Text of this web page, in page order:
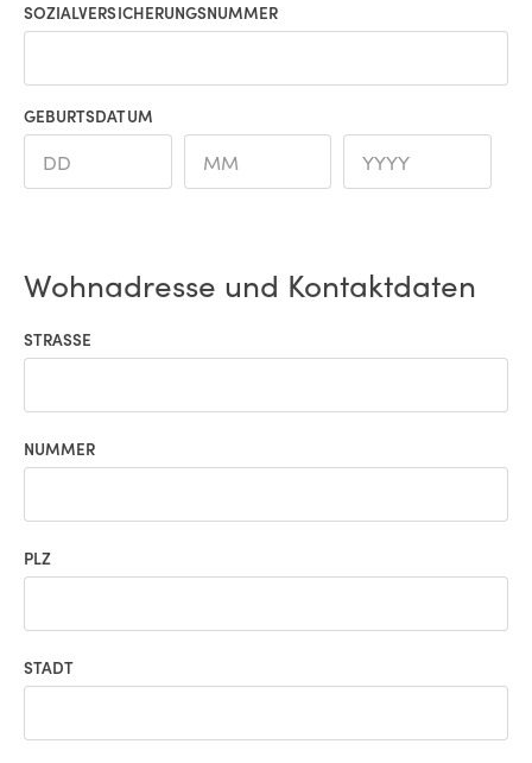
SOZIALVERSICHERUNGSNUMMER
GEBURTSDATUM
Wohnadresse und Kontaktdaten
STRASSE
NUMMER
PLZ
STADT